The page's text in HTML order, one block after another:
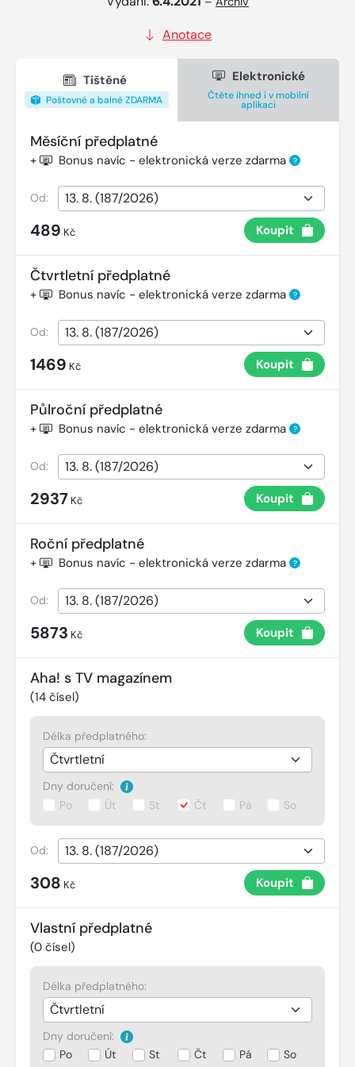
Anotace
Tištěné
Poštovné a balné ZDARMA
Elektronické
Čtěte ihned i v mobilní
aplikaci
Měsíční předplatné
+ Bonus navíc - elektronická verze zdarma ?
Od:
489 Kč Koupit
Čtvrtletní předplatné
+ Bonus navíc - elektronická verze zdarma ?
Od:
1469 Kč Koupit
Půlroční předplatné
+ Bonus navíc - elektronická verze zdarma ?
Od:
2937 Kč Koupit
Roční předplatné
+ Bonus navíc - elektronická verze zdarma ?
Od:
5873 Kč Koupit
Aha! s TV magazínem
(14 čísel)
Délka předplatného:
Dny doručení:
Po
Út St Čt Pá So
Od:
308 Kč Koupit
Vlastní předplatné
(0 čísel)
Délka předplatného:
Dny doručení:
Po
Út St Čt Pá So